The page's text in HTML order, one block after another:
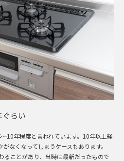
らい
10年程度と言われています。10年以上経
なくなってしまうケースもあります。
ることがあり、当時は最新だったもので